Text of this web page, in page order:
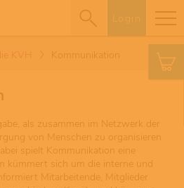
Login
KVH Kommunikation
als zusammen im Netzwerk der
von Menschen zu organisieren
spielt Kommunikation eine
kümmert sich um die interne und
Mitarbeitende, Mitglieder